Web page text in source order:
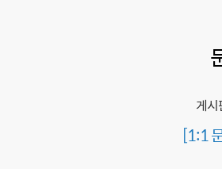
게시
[1:1